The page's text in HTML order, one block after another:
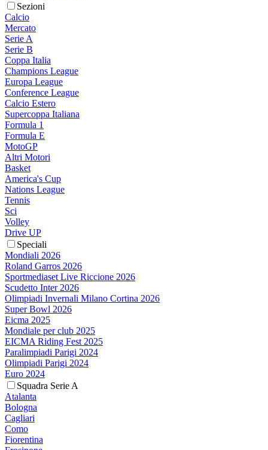
Sezioni
Calcio
Mercato
Serie A
Serie B
Coppa Italia
Champions League
Europa League
Conference League
Calcio Estero
Supercoppa Italiana
Formula 1
Formula E
MotoGP
Altri Motori
Basket
America's Cup
Nations League
Tennis
Sci
Volley
Drive UP
Speciali
Mondiali 2026
Roland Garros 2026
Sportmediaset Live Riccione 2026
Scudetto Inter 2026
Olimpiadi Invernali Milano Cortina 2026
Super Bowl 2026
Eicma 2025
Mondiale per club 2025
EICMA Riding Fest 2025
Paralimpiadi Parigi 2024
Olimpiadi Parigi 2024
Euro 2024
Squadra Serie A
Atalanta
Bologna
Cagliari
Como
Fiorentina